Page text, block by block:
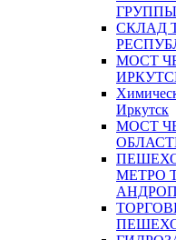
СКЛАД
МОСТ
Иркутск
МОСТ
МЕТРО